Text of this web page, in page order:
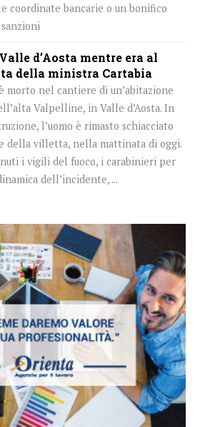
coordinate bancarie o un bonifico
d’Aosta mentre era al
della ministra Cartabia
morto nel cantiere di un’abitazione
Valpelline, in Valle d’Aosta. In
l’uomo è rimasto schiacciato
della villetta, nella mattinata di oggi.
i vigili del fuoco, i carabinieri per
dell’incidente, ...